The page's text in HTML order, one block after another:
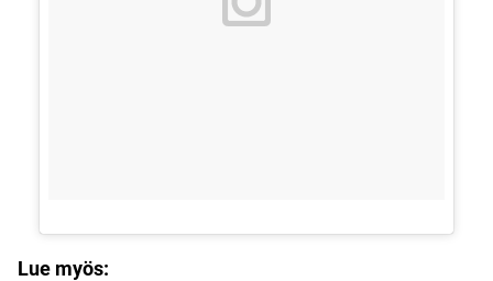
Lue myös: